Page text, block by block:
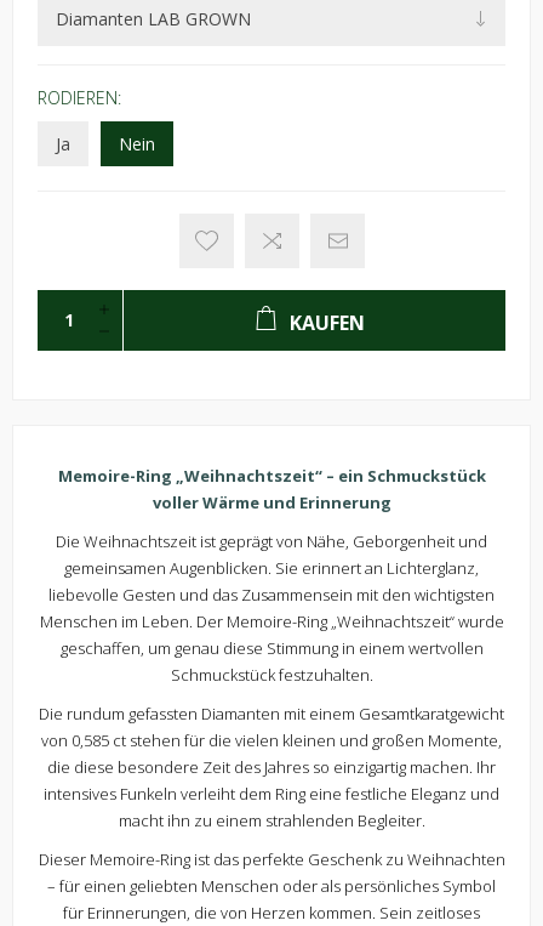
RODIEREN:
Ja
Nein
KAUFEN
Memoire-Ring „Weihnachtszeit“ – ein Schmuckstück
voller Wärme und Erinnerung
Die Weihnachtszeit ist geprägt von Nähe, Geborgenheit und
gemeinsamen Augenblicken. Sie erinnert an Lichterglanz,
liebevolle Gesten und das Zusammensein mit den wichtigsten
Menschen im Leben. Der Memoire-Ring „Weihnachtszeit“ wurde
geschaffen, um genau diese Stimmung in einem wertvollen
Schmuckstück festzuhalten.
Die rundum gefassten Diamanten mit einem Gesamtkaratgewicht
von 0,585 ct stehen für die vielen kleinen und großen Momente,
die diese besondere Zeit des Jahres so einzigartig machen. Ihr
intensives Funkeln verleiht dem Ring eine festliche Eleganz und
macht ihn zu einem strahlenden Begleiter.
Dieser Memoire-Ring ist das perfekte Geschenk zu Weihnachten
– für einen geliebten Menschen oder als persönliches Symbol
für Erinnerungen, die von Herzen kommen. Sein zeitloses